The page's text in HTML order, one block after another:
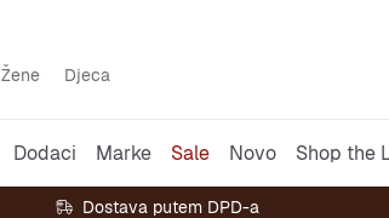
Žene Djeca
Dodaci Marke Sale Novo Shop the
Dostava putem DPD-a